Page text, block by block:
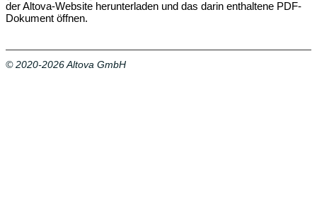
der Altova-Website herunterladen und das darin enthaltene PDF-
Dokument öffnen.
© 2020-2026 Altova GmbH